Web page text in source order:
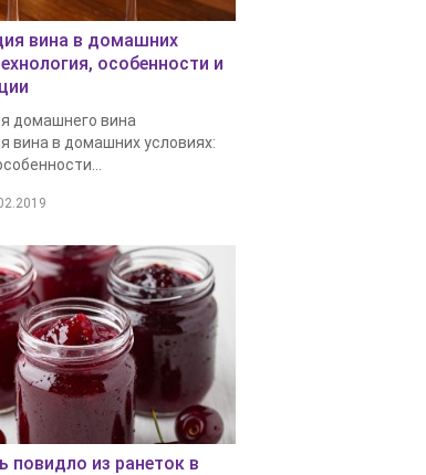
вина в домашних
особенности и
домашнего вина
вина в домашних условиях:
повидло из ранеток в